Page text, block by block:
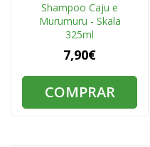
Shampoo Caju e
Murumuru - Skala
325ml
7,90€
COMPRAR